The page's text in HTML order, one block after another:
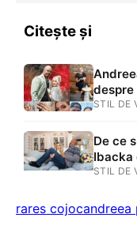
Citește și
ce s-a
STIL DE
De ce s-au
Ibacka
STIL DE
rares cojocandreea